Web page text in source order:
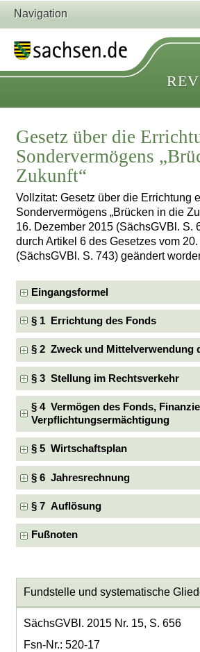
Navigation
Gesetz über die
Sondervermögens
Zukunft“
Vollzitat: Gesetz über die Errichtung
Sondervermögens „Brücken in die
16. Dezember 2015 (SächsGVBl. S.
durch Artikel 6 des Gesetzes vom
(SächsGVBl. S. 743) geändert
Eingangsformel
§ 1 Errichtung des Fonds
§ 2 Zweck und Mittelverwendung
§ 3 Stellung im Rechtsverkehr
§ 4 Vermögen des Fonds,
Verpflichtungsermächtigung
§ 5 Wirtschaftsplan
§ 6 Jahresrechnung
§ 7 Auflösung
Fußnoten
Fundstelle und systematische
SächsGVBl. 2015 Nr. 15, S. 656
Fsn-Nr.: 520-17